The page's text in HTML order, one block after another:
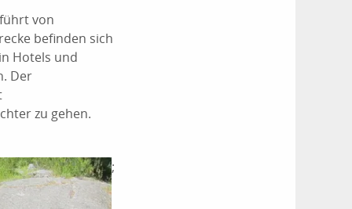
von
befinden sich
Hotels und
Der
zu gehen.
;